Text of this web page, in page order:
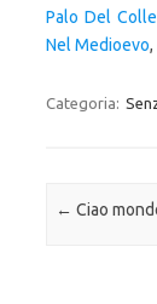
Palo Del
Nel Medioevo,
Categoria:
Navigazione
← Ciao